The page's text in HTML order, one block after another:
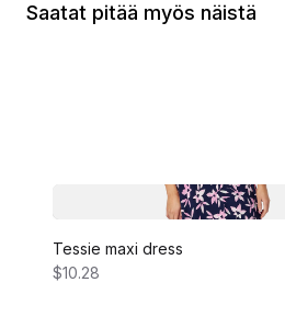
Saatat pitää myös näistä
Tessie maxi dress
$10.28